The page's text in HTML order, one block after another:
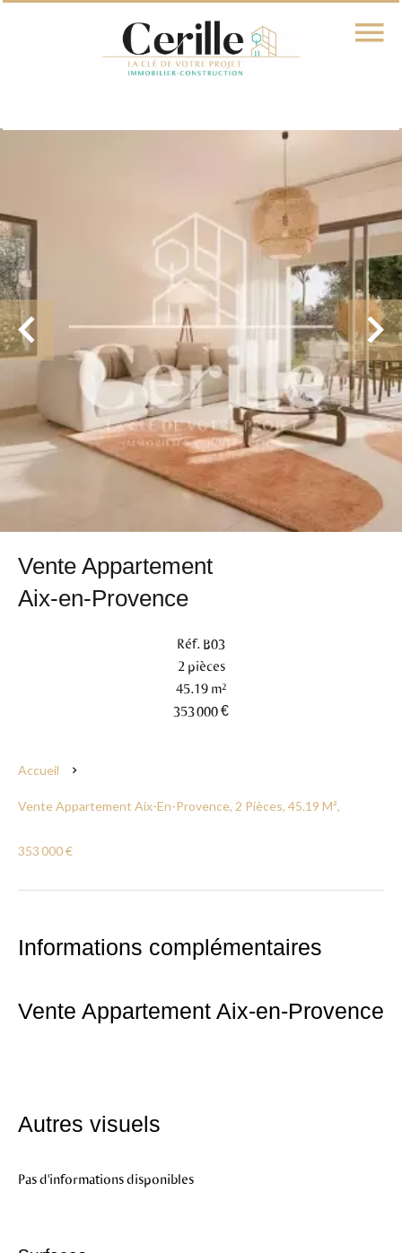
Vente Appartement
Aix-en-Provence
Réf. B03
2 pièces
45.19 m²
353 000 €
Accueil
Vente Appartement Aix-En-Provence, 2 Pièces, 45.19 M²,
353 000 €
Informations complémentaires
Vente Appartement Aix-en-Provence
Autres visuels
Pas d'informations disponibles